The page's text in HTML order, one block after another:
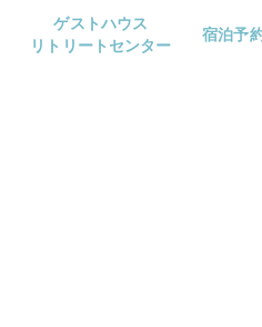
ゲストハウス
リトリートセンター
宿泊予